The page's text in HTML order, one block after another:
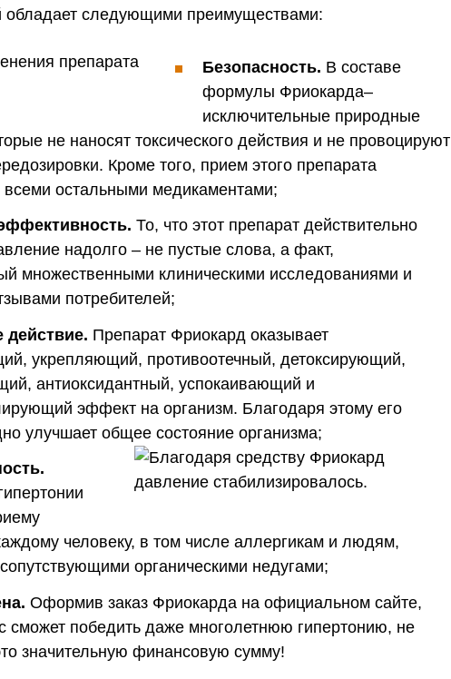
обладает следующими преимуществами:
Безопасность. В составе
формулы Фриокарда–
исключительные природные
не наносят токсического действия и не провоцируют
Кроме того, прием этого препарата
всеми остальными медикаментами;
То, что этот препарат действительно
надолго – не пустые слова, а факт,
множественными клиническими исследованиями и
потребителей;
действие. Препарат Фриокард оказывает
укрепляющий, противоотечный, детоксирующий,
антиоксидантный, успокаивающий и
эффект на организм. Благодаря этому его
улучшает общее состояние организма;
человеку, в том числе аллергикам и людям,
органическими недугами;
Оформив заказ Фриокарда на официальном сайте,
сможет победить даже многолетнюю гипертонию, не
значительную финансовую сумму!